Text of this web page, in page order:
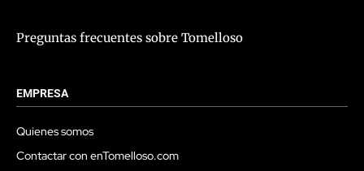
Preguntas frecuentes sobre Tomelloso
EMPRESA
Quienes somos
Contactar con enTomelloso.com